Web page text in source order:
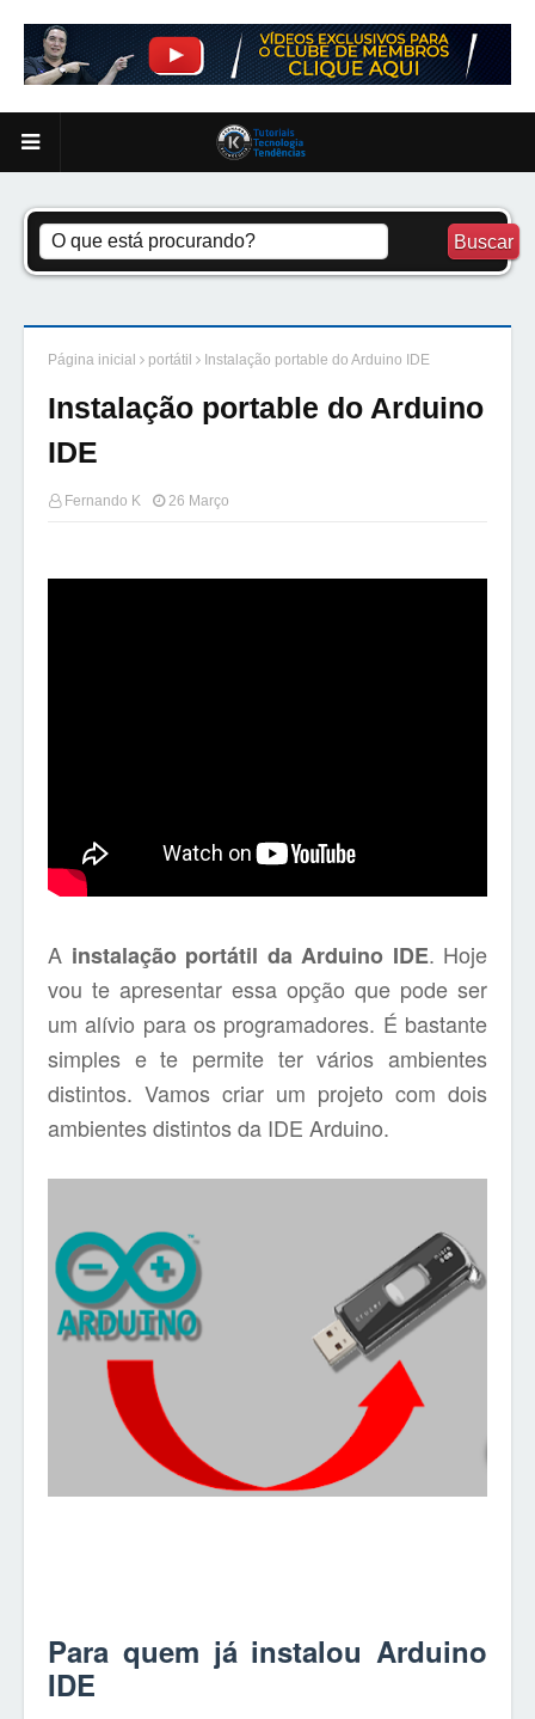
Página inicial portátil Instalação portable do Arduino IDE
Instalação portable do Arduino
IDE
Fernando K 26 Março
A instalação portátil da Arduino IDE. Hoje
vou te apresentar essa opção que pode ser
um alívio para os programadores. É bastante
simples e te permite ter vários ambientes
distintos. Vamos criar um projeto com dois
ambientes distintos da IDE Arduino.
Para quem já instalou Arduino
IDE